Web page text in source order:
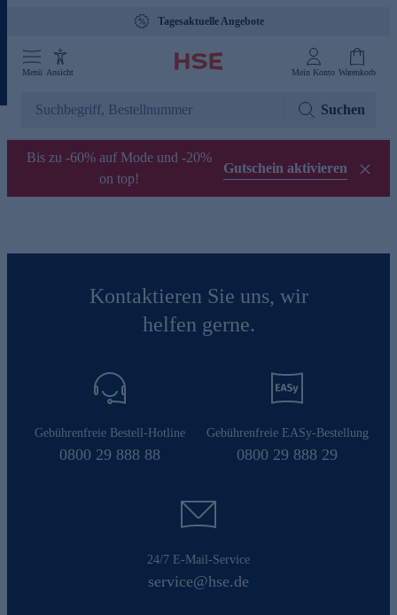
Tagesaktuelle Angebote
Menü Ansicht Mein Konto Warenkorb
Suchen
Bis zu -60% auf Mode und -20%
on top!
Gutschein aktivieren
Kontaktieren Sie uns, wir
helfen gerne.
Gebührenfreie Bestell-Hotline
0800 29 888 88
Gebührenfreie EASy-Bestellung
0800 29 888 29
24/7 E-Mail-Service
service@hse.de